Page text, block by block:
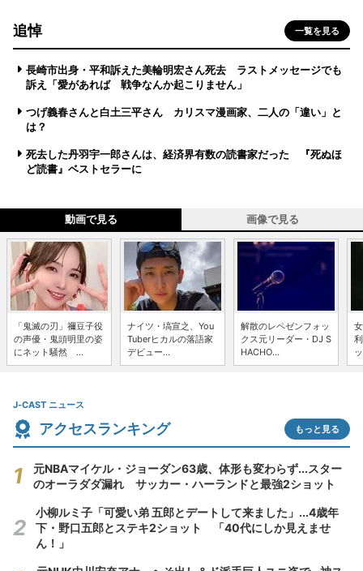
追悼 一覧を見る
長崎市出身・平和訴えた美輪明宏さん死去 ラストメッセージでも
訴え「愛があれば 戦争なんか起こりません」
つげ義春さんと白土三平さん カリスマ漫画家、二人の「違い」と
は？
死去した丹羽宇一郎さんは、経済界有数の読書家だった 『死ぬほ
ど読書』ベストセラーに
動画で見る 画像で見る
「鬼滅の刃」禰豆子役
の声優・鬼頭明里の姿
にネット騒然 ...
ナイツ・塙宣之、You
Tuberヒカルの落語家
デビュー...
解散のレペゼンフォッ
クス元リーダー・DJ S
HACHO...
J-CAST ニュース
アクセスランキング もっと見る
元NBAマイケル・ジョーダン63歳、体形も変わらず...スター
のオーラダダ漏れ サッカー・ハーランドと最強2ショット
小柳ルミ子「可愛い弟 五郎とデートして来ました」...4歳年
下・野口五郎とステキ2ショット 「40代にしか見えませ
ん！」